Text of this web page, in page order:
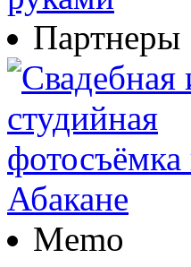
Партнеры
Memo